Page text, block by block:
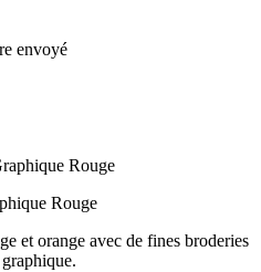
envoyé
Rouge
et orange avec de fines broderies